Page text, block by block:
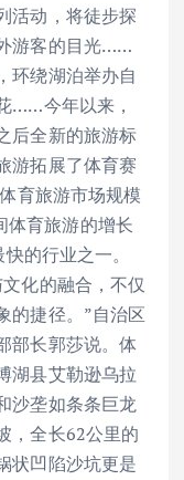
活动，将徒步探
游客的目光……
环绕湖泊举办自
……今年以来，
后全新的旅游标
游拓展了体育赛
育旅游市场规模
体育旅游的增长
的行业之一。
化的融合，不仅
的捷径。”自治区
部长郭莎说。体
湖县艾勒逊乌拉
沙垄如条条巨龙
，全长62公里的
状凹陷沙坑更是